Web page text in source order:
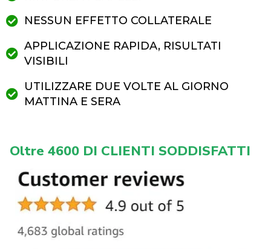
NESSUN EFFETTO COLLATERALE
APPLICAZIONE RAPIDA, RISULTATI
VISIBILI
UTILIZZARE DUE VOLTE AL GIORNO
MATTINA E SERA
Oltre 4600 DI CLIENTI SODDISFATTI